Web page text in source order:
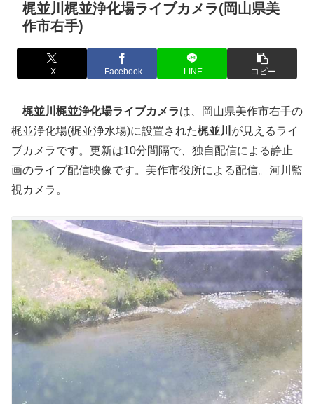
梶並川梶並浄化場ライブカメラ(岡山県美
作市右手)
X Facebook LINE コピー
梶並川梶並浄化場ライブカメラは、岡山県美作市右手の
梶並浄化場(梶並浄水場)に設置された梶並川 が見えるライ
ブカメラです。更新は10分間隔で、独自配信による静止
画のライブ配信映像です。美作市役所による配信。河川監
視カメラ。